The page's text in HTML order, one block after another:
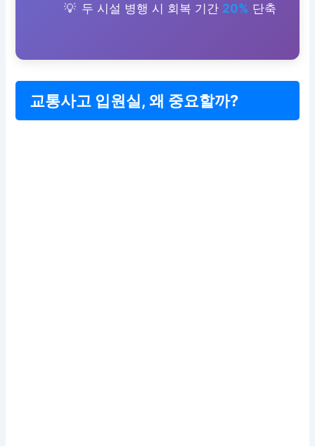
두 시설 병행 시 회복 기간 20% 단축
교통사고 입원실, 왜 중요할까?